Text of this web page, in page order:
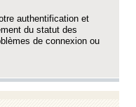
authentification et
du statut des
de connexion ou